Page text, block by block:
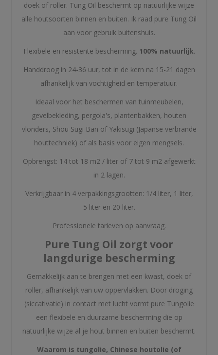
doek of roller. Tung Oil beschermt op natuurlijke wijze
alle houtsoorten binnen en buiten. Ik raad pure Tung Oil
aan voor gebruik buitenshuis.
Flexibele en resistente bescherming. 100% natuurlijk.
Handdroog in 24-36 uur, tot in de kern na 15-21 dagen
afhankelijk van vochtigheid en temperatuur.
Ideaal voor het beschermen van tuinmeubelen,
gevelbekleding, pergola's, plantenbakken, houten
vlonders, Shou Sugi Ban of Yakisugi (Japanse verbrande
houttechniek) of als basis voor eigen mengsels.
Opbrengst: 14 tot 18 m2 / liter of 7 tot 9 m2 afgewerkt
in 2 lagen.
Verkrijgbaar in 4 verpakkingsgrootten: 1/4 liter, 1 liter,
5 liter en 20 liter.
Professionele tarieven op aanvraag.
Pure Tung Oil zorgt voor
langdurige bescherming
Gemakkelijk aan te brengen met een kwast, doek of
roller, afhankelijk van uw oppervlakken. Door droging
(siccativatie) in contact met lucht vormt pure Tungolie
een flexibele en duurzame bescherming die op
natuurlijke wijze al je hout binnen en buiten beschermt.
Waarom is tungolie, Chinese houtolie (of